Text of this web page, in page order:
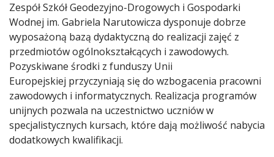
Zespół Szkół Geodezyjno-Drogowych i Gospodarki
Wodnej im. Gabriela Narutowicza dysponuje dobrze
wyposażoną bazą dydaktyczną do realizacji zajęć z
przedmiotów ogólnokształcących i zawodowych.
Pozyskiwane środki z funduszy Unii
Europejskiej przyczyniają się do wzbogacenia pracowni
zawodowych i informatycznych. Realizacja programów
unijnych pozwala na uczestnictwo uczniów w
specjalistycznych kursach, które dają możliwość nabycia
dodatkowych kwalifikacji.